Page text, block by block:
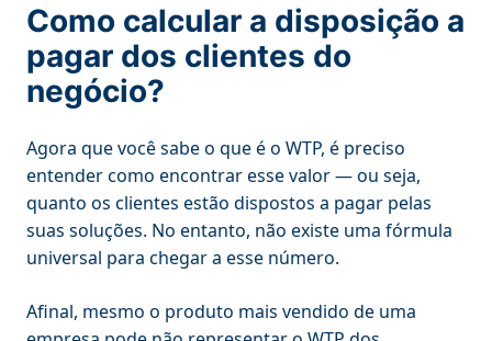
Como calcular a disposição a
pagar dos clientes do
negócio?
Agora que você sabe o que é o WTP, é preciso
entender como encontrar esse valor — ou seja,
quanto os clientes estão dispostos a pagar pelas
suas soluções. No entanto, não existe uma fórmula
universal para chegar a esse número.
Afinal, mesmo o produto mais vendido de uma